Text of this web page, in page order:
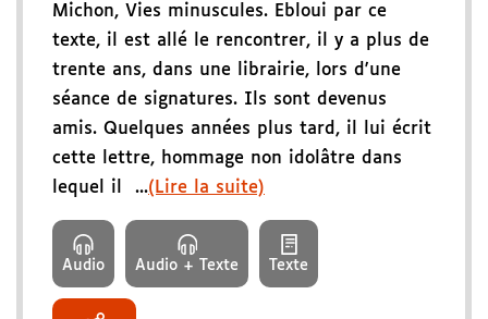
Michon, Vies minuscules. Ebloui par ce
texte, il est allé le rencontrer, il y a plus de
trente ans, dans une librairie, lors d'une
séance de signatures. Ils sont devenus
amis. Quelques années plus tard, il lui écrit
cette lettre, hommage non idolâtre dans
lequel il ...(Lire la suite)
Audio Audio + Texte Texte